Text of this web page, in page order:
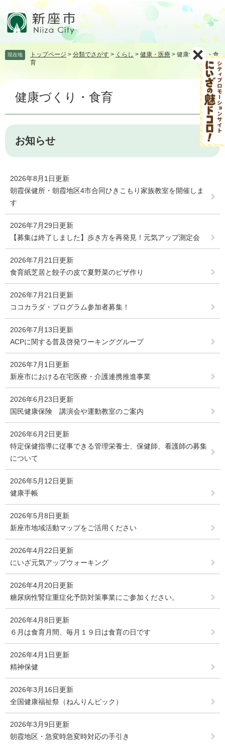
頭飛 現在地 トップページ > 分類でさがす > くらし > 健康・医療 > 健康づくり・食
育
健康づくり・食育
お知らせ
2026年8月1日更新
朝霞保健所・朝霞地区4市合同ひきこもり家族教室を開催しま
す
2026年7月29日更新
【募集は終了しました】歩き方を再発見！元気アップ測定会
2026年7月21日更新
食育紙芝居と餃子の皮で夏野菜のピザ作り
2026年7月21日更新
ココカラダ・プログラム参加者募集！
2026年7月13日更新
ACPに関する普及啓発ワーキンググループ
2026年7月1日更新
新座市における在宅医療・介護連携推進事業
2026年6月23日更新
国民健康保険 講演会や運動教室のご案内
2026年6月2日更新
特定保健指導に従事できる管理栄養士、保健師、看護師の募集
について
2026年5月12日更新
健康手帳
2026年5月8日更新
新座市地域活動マップをご活用ください
2026年4月22日更新
にいざ元気アップウォーキング
2026年4月20日更新
糖尿病性腎症重症化予防対策事業にご参加ください。
2026年4月8日更新
６月は食育月間、毎月１９日は食育の日です
2026年4月1日更新
精神保健
2026年3月16日更新
全国健康福祉祭（ねんりんピック）
2026年3月9日更新
朝霞地区・急変時急変時対応の手引き